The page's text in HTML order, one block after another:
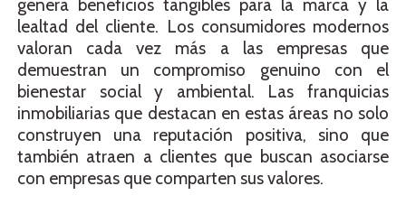
genera beneficios tangibles para la marca y la
lealtad del cliente. Los consumidores modernos
valoran cada vez más a las empresas que
demuestran un compromiso genuino con el
bienestar social y ambiental. Las franquicias
inmobiliarias que destacan en estas áreas no solo
construyen una reputación positiva, sino que
también atraen a clientes que buscan asociarse
con empresas que comparten sus valores.